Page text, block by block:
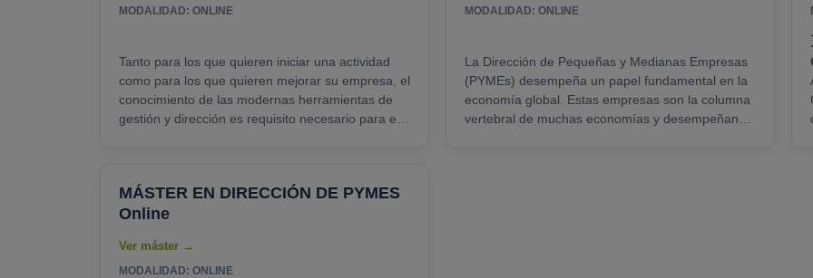
MODALIDAD: ONLINE
Tanto para los que quieren iniciar una actividad
como para los que quieren mejorar su empresa, el
conocimiento de las modernas herramientas de
gestión y dirección es requisito necesario para el
diferentes conceptos para que el alumno pueda
ser capaz de adquirir las habilidades y técnicas
su negocio y desarrollar......
MODALIDAD: ONLINE
La Dirección de Pequeñas y Medianas Empresas
(PYMEs) desempeña un papel fundamental en la
economía global. Estas empresas son la columna
vertebral de muchas economías y desempeñan
MÁSTER EN DIRECCIÓN DE PYMES
Online
MODALIDAD: ONLINE